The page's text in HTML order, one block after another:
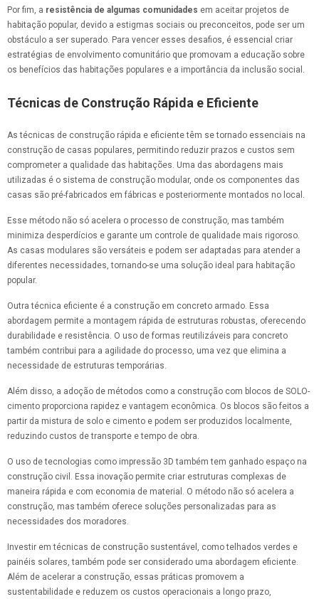
Por fim, a resistência de algumas comunidades em aceitar projetos de
habitação popular, devido a estigmas sociais ou preconceitos, pode ser um
obstáculo a ser superado. Para vencer esses desafios, é essencial criar
estratégias de envolvimento comunitário que promovam a educação sobre
os benefícios das habitações populares e a importância da inclusão social.
Técnicas de Construção Rápida e Eficiente
As técnicas de construção rápida e eficiente têm se tornado essenciais na
construção de casas populares, permitindo reduzir prazos e custos sem
comprometer a qualidade das habitações. Uma das abordagens mais
utilizadas é o sistema de construção modular, onde os componentes das
casas são pré-fabricados em fábricas e posteriormente montados no local.
Esse método não só acelera o processo de construção, mas também
minimiza desperdícios e garante um controle de qualidade mais rigoroso.
As casas modulares são versáteis e podem ser adaptadas para atender a
diferentes necessidades, tornando-se uma solução ideal para habitação
popular.
Outra técnica eficiente é a construção em concreto armado. Essa
abordagem permite a montagem rápida de estruturas robustas, oferecendo
durabilidade e resistência. O uso de formas reutilizáveis para concreto
também contribui para a agilidade do processo, uma vez que elimina a
necessidade de estruturas temporárias.
Além disso, a adoção de métodos como a construção com blocos de SOLO-
cimento proporciona rapidez e vantagem econômica. Os blocos são feitos a
partir da mistura de solo e cimento e podem ser produzidos localmente,
reduzindo custos de transporte e tempo de obra.
O uso de tecnologias como impressão 3D também tem ganhado espaço na
construção civil. Essa inovação permite criar estruturas complexas de
maneira rápida e com economia de material. O método não só acelera a
construção, mas também oferece soluções personalizadas para as
necessidades dos moradores.
Investir em técnicas de construção sustentável, como telhados verdes e
painéis solares, também pode ser considerado uma abordagem eficiente.
Além de acelerar a construção, essas práticas promovem a
sustentabilidade e reduzem os custos operacionais a longo prazo,